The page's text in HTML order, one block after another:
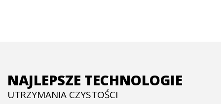
NAJLEPSZE TECHNOLOGIE
UTRZYMANIA CZYSTOŚCI